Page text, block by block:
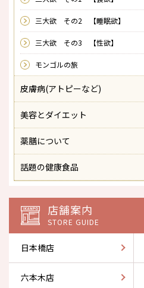
三大欲 その2 【睡眠欲】
三大欲 その3 【性欲】
モンゴルの旅
皮膚病(アトピーなど)
美容とダイエット
薬膳について
話題の健康食品
店舗案内
STORE GUIDE
日本橋店
六本木店